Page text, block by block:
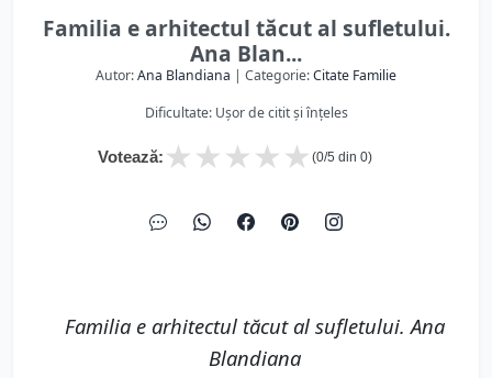
Familia e arhitectul tăcut al sufletului.
Ana Blan...
Autor:Ana Blandiana | Categorie:Citate Familie
Dificultate: Ușor de citit și înțeles
Votează: ★
★
★
★
★ (0/5 din 0)
Familia e arhitectul tăcut al sufletului. Ana
Blandiana